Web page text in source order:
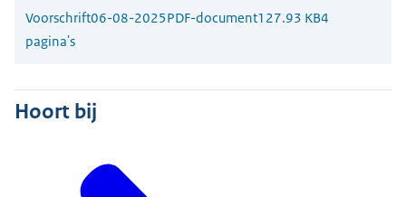
Voorschrift06-08-2025PDF-document127.93 KB4
pagina's
Hoort bij